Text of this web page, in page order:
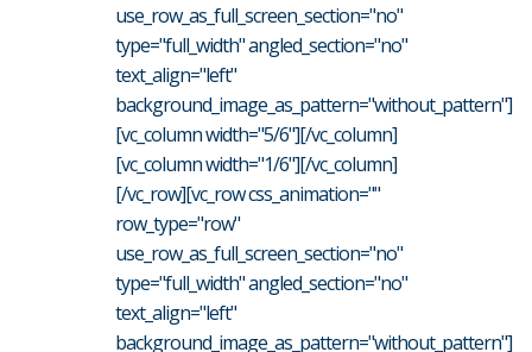
use_row_as_full_screen_section="no"
type="full_width" angled_section="no"
text_align="left"
background_image_as_pattern="without_pattern"]
[vc_column width="5/6"][/vc_column]
[vc_column width="1/6"][/vc_column]
[/vc_row][vc_row css_animation=""
row_type="row"
use_row_as_full_screen_section="no"
type="full_width" angled_section="no"
text_align="left"
background_image_as_pattern="without_pattern"]